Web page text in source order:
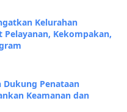
Kelurahan
Pelayanan, Kekompakan,
Dukung Penataan
Keamanan dan